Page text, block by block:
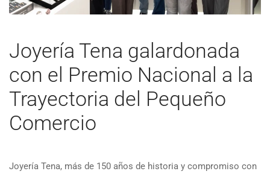
Joyería Tena galardonada
con el Premio Nacional a la
Trayectoria del Pequeño
Comercio
Joyería Tena, más de 150 años de historia y compromiso con